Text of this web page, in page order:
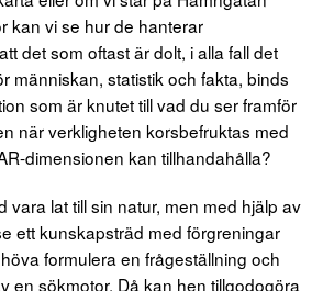
kan vi se hur de hanterar
det som oftast är dolt, i alla fall det
människan, statistik och fakta, binds
som är knutet till vad du ser framför
när verkligheten korsbefruktas med
dimensionen kan tillhandahålla?
vara lat till sin natur, men med hjälp av
ett kunskapsträd med förgreningar
formulera en frågeställning och
en sökmotor. Då kan hen tillgodogöra